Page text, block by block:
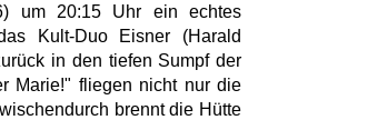
um 20:15 Uhr ein echtes
Kult-Duo Eisner (Harald
in den tiefen Sumpf der
Marie!" fliegen nicht nur die
brennt die Hütte